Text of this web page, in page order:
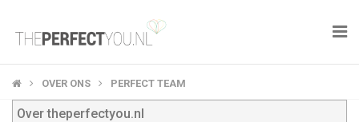

KNAPLEKKER
OVER ONS PERFECT TEAM
Over theperfectyou.nl